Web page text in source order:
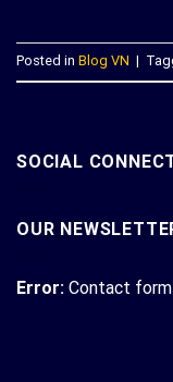
Posted in Blog VN |
SOCIAL
OUR
Error: Contact